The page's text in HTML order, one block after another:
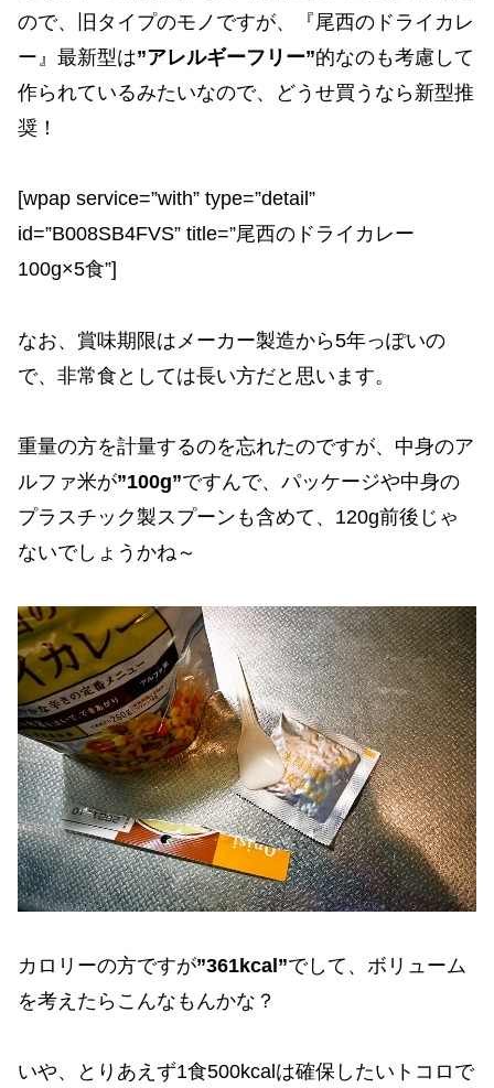
ので、旧タイプのモノですが、『尾西のドライカレ
ー』最新型は”アレルギーフリー”的なのも考慮して
作られているみたいなので、どうせ買うなら新型推
奨！
[wpap service=”with” type=”detail”
id=”B008SB4FVS” title=”尾西のドライカレー
100g×5食”]
なお、賞味期限はメーカー製造から5年っぽいの
で、非常食としては長い方だと思います。
重量の方を計量するのを忘れたのですが、中身のア
ルファ米が”100g”ですんで、パッケージや中身の
プラスチック製スプーンも含めて、120g前後じゃ
ないでしょうかね～
カロリーの方ですが”361kcal”でして、ボリューム
を考えたらこんなもんかな？
いや、とりあえず1食500kcalは確保したいトコロで